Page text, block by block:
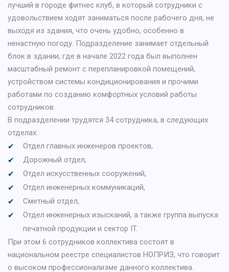
лучший в городе фитнес клуб, в который сотрудники с
удовольствием ходят заниматься после рабочего дня, не
выходя из здания, что очень удобно, особенно в
ненастную погоду. Подразделение занимает отдельный
блок в здании, где в начале 2022 года был выполнен
масштабный ремонт с перепланировкой помещений,
устройством системы кондиционирования и прочими
работами по созданию комфортных условий работы
сотрудников.
В подразделении трудятся 34 сотрудника, в следующих
отделах:
Отдел главных инженеров проектов,
Дорожный отдел,
Отдел искусственных сооружений,
Отдел инженерных коммуникаций,
Сметный отдел,
Отдел инженерных изысканий, а также группа выпуска
печатной продукции и сектор IT.
При этом 6 сотрудников коллектива состоят в
национальном реестре специалистов НОПРИЗ, что говорит
о высоком профессионализме данного коллектива.